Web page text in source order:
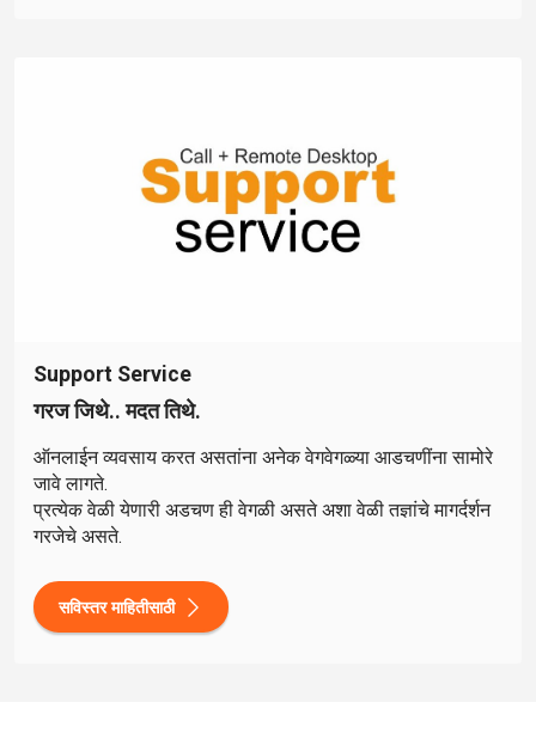
Support Service
गरज जिथे.. मदत तिथे.
ऑनलाईन व्यवसाय करत असतांना अनेक वेगवेगळ्या आडचणींना सामोरे
जावे लागते.
प्रत्येक वेळी येणारी अडचण ही वेगळी असते अशा वेळी तज्ञांचे मागर्दर्शन
गरजेचे असते.
सविस्तर माहितीसाठी